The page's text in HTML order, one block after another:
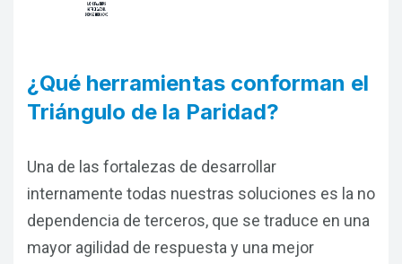
¿Qué herramientas conforman el
Triángulo de la Paridad?
Una de las fortalezas de desarrollar
internamente todas nuestras soluciones es la no
dependencia de terceros, que se traduce en una
mayor agilidad de respuesta y una mejor